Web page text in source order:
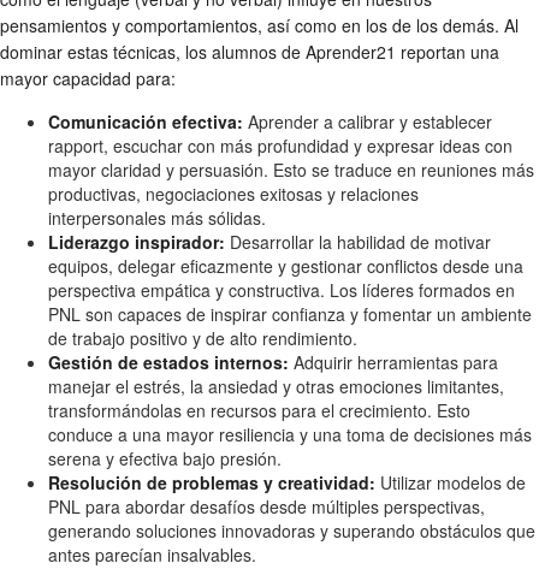
pensamientos y comportamientos, así como en los de los demás. Al
dominar estas técnicas, los alumnos de Aprender21 reportan una
mayor capacidad para:
Comunicación efectiva: Aprender a calibrar y establecer
rapport, escuchar con más profundidad y expresar ideas con
mayor claridad y persuasión. Esto se traduce en reuniones más
productivas, negociaciones exitosas y relaciones
interpersonales más sólidas.
Liderazgo inspirador: Desarrollar la habilidad de motivar
equipos, delegar eficazmente y gestionar conflictos desde una
perspectiva empática y constructiva. Los líderes formados en
PNL son capaces de inspirar confianza y fomentar un ambiente
de trabajo positivo y de alto rendimiento.
Gestión de estados internos: Adquirir herramientas para
manejar el estrés, la ansiedad y otras emociones limitantes,
transformándolas en recursos para el crecimiento. Esto
conduce a una mayor resiliencia y una toma de decisiones más
serena y efectiva bajo presión.
Resolución de problemas y creatividad: Utilizar modelos de
PNL para abordar desafíos desde múltiples perspectivas,
generando soluciones innovadoras y superando obstáculos que
antes parecían insalvables.